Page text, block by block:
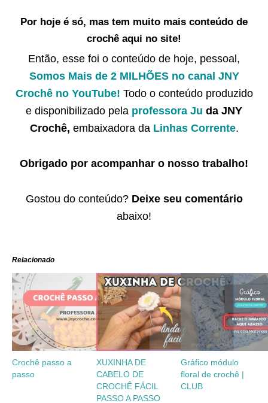
Por hoje é só, mas tem muito mais conteúdo de
crochê aqui no site!
Então, esse foi o conteúdo de hoje, pessoal,
Somos Mais de 2 MILHÕES no canal JNY
Crochê no YouTube! Todo o conteúdo produzido
e disponibilizado pela professora Ju da JNY
Crochê, embaixadora daLinhas Corrente.
Obrigado por acompanhar o nosso trabalho!
Gostou do conteúdo? Deixe seu comentário
abaixo!
Relacionado
Crochê passo a
passo
XUXINHA DE
CABELO DE
CROCHÊ FÁCIL
PASSO A PASSO
Gráfico módulo
floral de crochê |
CLUB